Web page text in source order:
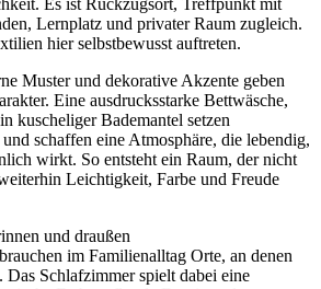
Es ist Rückzugsort, Treffpunkt mit
Lernplatz und privater Raum zugleich.
hier selbstbewusst auftreten.
Muster und dekorative Akzente geben
Eine ausdrucksstarke Bettwäsche,
kuscheliger Bademantel setzen
schaffen eine Atmosphäre, die lebendig,
wirkt. So entsteht ein Raum, der nicht
Leichtigkeit, Farbe und Freude
und draußen
im Familienalltag Orte, an denen
Das Schlafzimmer spielt dabei eine